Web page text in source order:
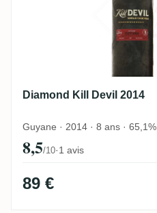
Diamond Kill Devil 2014
Guyane · 2014 · 8 ans · 65,1%
8,5/10·1 avis
89 €